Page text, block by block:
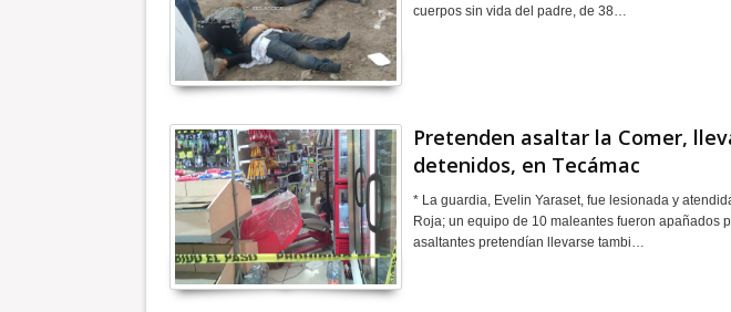
cuerpos sin vida del padre, de 38…
Pretenden asaltar la Comer,
detenidos, en Tecámac
* La guardia, Evelin Yaraset, fue lesionada y
Roja; un equipo de 10 maleantes fueron apañados
asaltantes pretendían llevarse tambi…